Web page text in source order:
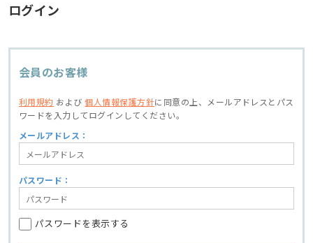
ログイン
会員のお客様
利用規約 および個人情報保護方針に同意の上、
メールアドレスとパス
ワードを入力してログインしてください。
メールアドレス：
パスワード：
パスワードを表示する